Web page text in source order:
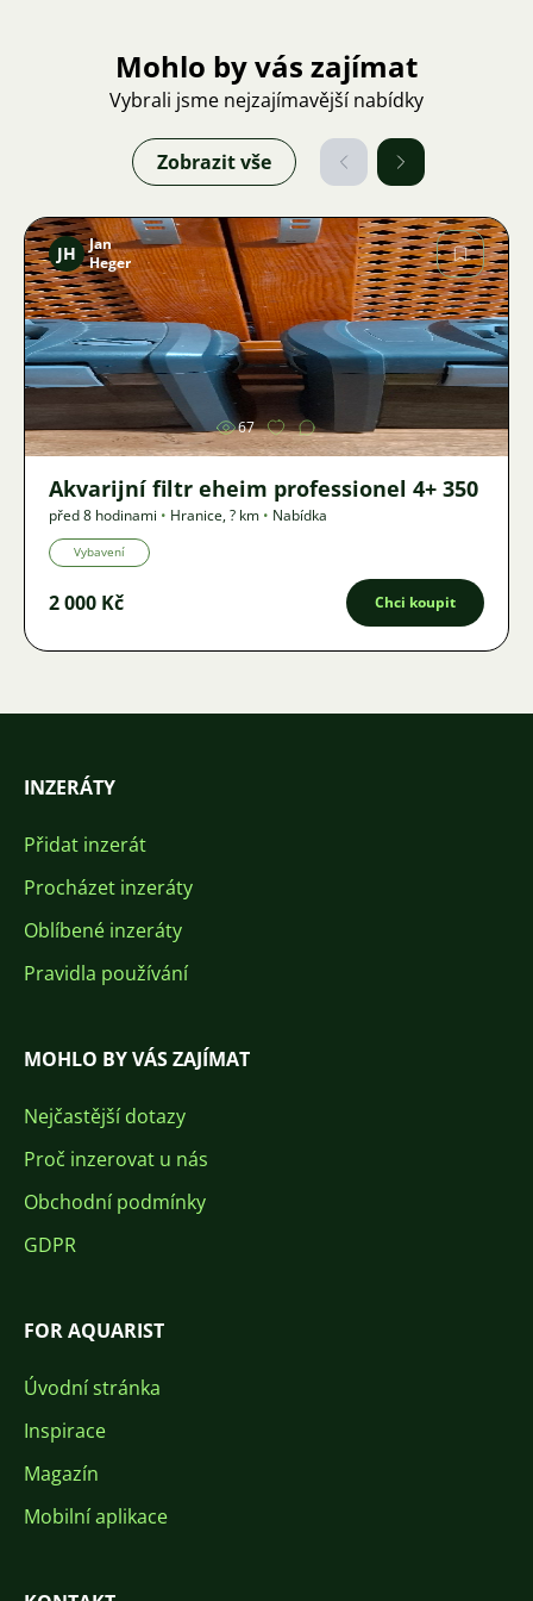
Mohlo by vás zajímat
Vybrali jsme nejzajímavější nabídky
Zobrazit vše
Obrázek
JH
Jan
Heger
67
Akvarijní filtr eheim professionel 4+ 350
před 8 hodinami • Hranice,? km • Nabídka
Vybavení
2 000 Kč Chci koupit
INZERÁTY
Přidat inzerát
Procházet inzeráty
Oblíbené inzeráty
Pravidla používání
MOHLO BY VÁS ZAJÍMAT
Nejčastější dotazy
Proč inzerovat u nás
Obchodní podmínky
GDPR
FOR AQUARIST
Úvodní stránka
Inspirace
Magazín
Mobilní aplikace